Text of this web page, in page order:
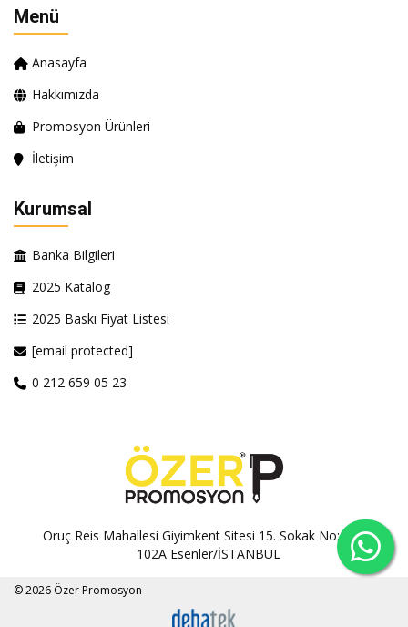
Menü
Anasayfa
Hakkımızda
Promosyon Ürünleri
İletişim
Kurumsal
Banka Bilgileri
2025 Katalog
2025 Baskı Fiyat Listesi
[email protected]
0 212 659 05 23
Oruç Reis Mahallesi Giyimkent Sitesi 15. Sokak No:100A-
102A Esenler/İSTANBUL
© 2026 Özer Promosyon